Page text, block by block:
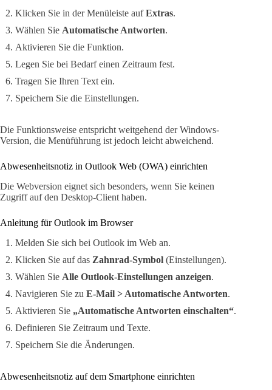
Klicken Sie in der Menüleiste aufExtras.
Wählen Sie Automatische Antworten.
Aktivieren Sie die Funktion.
Legen Sie bei Bedarf einen Zeitraum fest.
Tragen Sie Ihren Text ein.
Speichern Sie die Einstellungen.
Die Funktionsweise entspricht weitgehend der Windows-
Version, die Menüführung ist jedoch leicht abweichend.
Abwesenheitsnotiz in Outlook Web (OWA) einrichten
Die Webversion eignet sich besonders, wenn Sie keinen
Zugriff auf den Desktop-Client haben.
Anleitung für Outlook im Browser
Melden Sie sich bei Outlook im Web an.
Klicken Sie auf das Zahnrad-Symbol (Einstellungen).
Wählen Sie Alle Outlook-Einstellungen anzeigen.
Navigieren Sie zu E-Mail > Automatische Antworten.
Aktivieren Sie „Automatische Antworten einschalten“.
Definieren Sie Zeitraum und Texte.
Speichern Sie die Änderungen.
Abwesenheitsnotiz auf dem Smartphone einrichten